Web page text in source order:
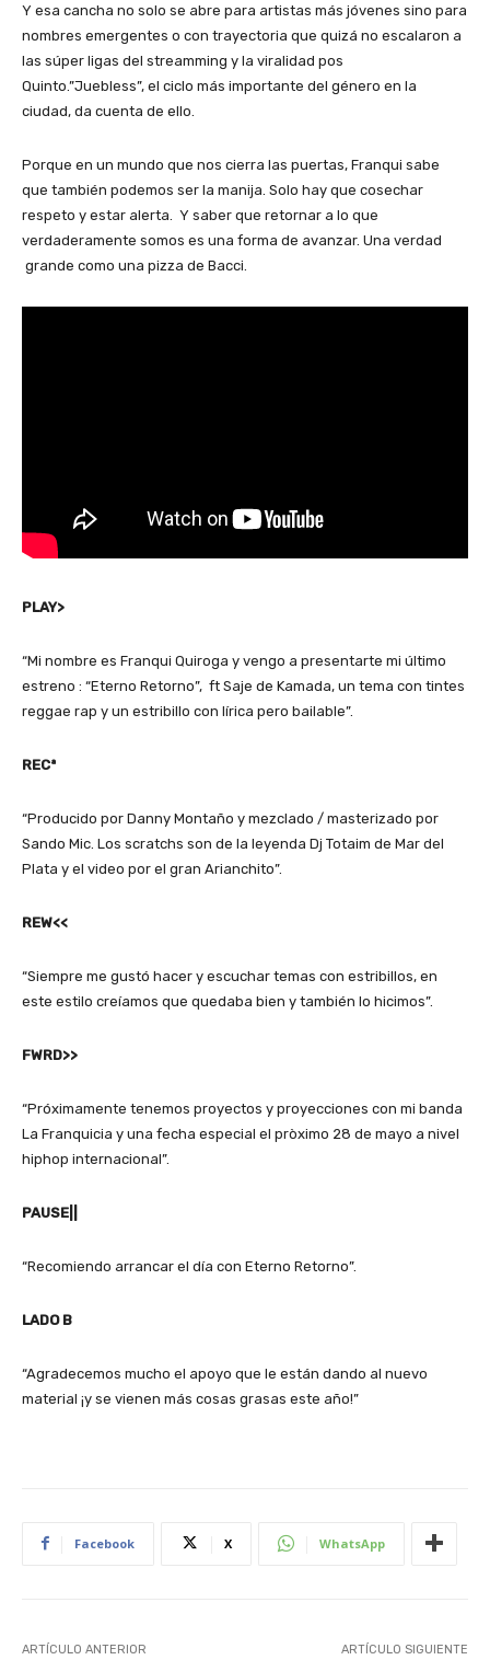
Y esa cancha no solo se abre para artistas más jóvenes sino para
nombres emergentes o con trayectoria que quizá no escalaron a
las súper ligas del streamming y la viralidad pos
Quinto.”Juebless”, el ciclo más importante del género en la
ciudad, da cuenta de ello.
Porque en un mundo que nos cierra las puertas, Franqui sabe
que también podemos ser la manija. Solo hay que cosechar
respeto y estar alerta. Y saber que retornar a lo que
verdaderamente somos es una forma de avanzar. Una verdad
grande como una pizza de Bacci.
PLAY>
“Mi nombre es Franqui Quiroga y vengo a presentarte mi último
estreno : “Eterno Retorno”, ft Saje de Kamada, un tema con tintes
reggae rap y un estribillo con lírica pero bailable”.
RECª
“Producido por Danny Montaño y mezclado / masterizado por
Sando Mic. Los scratchs son de la leyenda Dj Totaim de Mar del
Plata y el video por el gran Arianchito”.
REW<<
“Siempre me gustó hacer y escuchar temas con estribillos, en
este estilo creíamos que quedaba bien y también lo hicimos”.
FWRD>>
“Próximamente tenemos proyectos y proyecciones con mi banda
La Franquicia y una fecha especial el pròximo 28 de mayo a nivel
hiphop internacional”.
PAUSE||
“Recomiendo arrancar el día con Eterno Retorno”.
LADO B
“Agradecemos mucho el apoyo que le están dando al nuevo
material ¡y se vienen más cosas grasas este año!”
Facebook X WhatsApp
ARTÍCULO ANTERIOR ARTÍCULO SIGUIENTE